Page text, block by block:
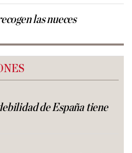
las nueces
de España tiene